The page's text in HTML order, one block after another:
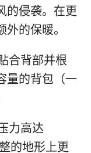
的侵袭。在更
的保暖。
合背部并根
量的背包（一
力高达
的地形上更